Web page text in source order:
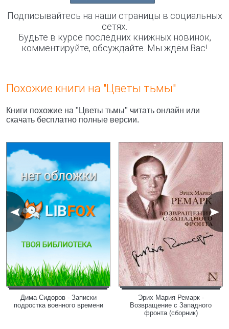
Подписывайтесь на наши страницы в социальных
сетях.
Будьте в курсе последних книжных новинок,
комментируйте, обсуждайте. Мы ждём Вас!
Похожие книги на "Цветы тьмы"
Книги похожие на "Цветы тьмы" читать онлайн или
скачать бесплатно полные версии.
Дима Сидоров - Записки
подростка военного времени
Эрих Мария Ремарк -
Возвращение с Западного
фронта (сборник)